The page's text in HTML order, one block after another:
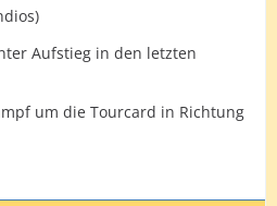
Aufstieg in den letzten
um die Tourcard in Richtung